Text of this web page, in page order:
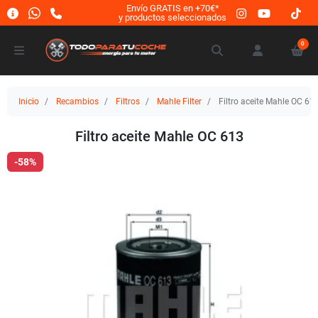
Envío GRATIS en +70€*
y productos seleccionados
0
Inicio Recambios Filtros Mahle Filter Filtro aceite Mahle OC
Filtro aceite Mahle OC 613
-58%